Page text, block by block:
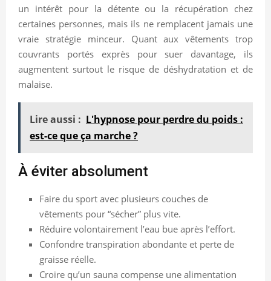
un intérêt pour la détente ou la récupération chez
certaines personnes, mais ils ne remplacent jamais une
vraie stratégie minceur. Quant aux vêtements trop
couvrants portés exprès pour suer davantage, ils
augmentent surtout le risque de déshydratation et de
malaise.
Lire aussi : L'hypnose pour perdre du poids :
est-ce que ça marche ?
À éviter absolument
Faire du sport avec plusieurs couches de
vêtements pour “sécher” plus vite.
Réduire volontairement l’eau bue après l’effort.
Confondre transpiration abondante et perte de
graisse réelle.
Croire qu’un sauna compense une alimentation